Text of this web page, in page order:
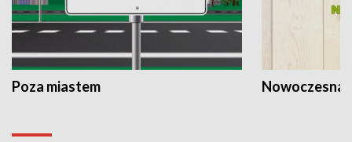
Poza miastem Nowoczesna